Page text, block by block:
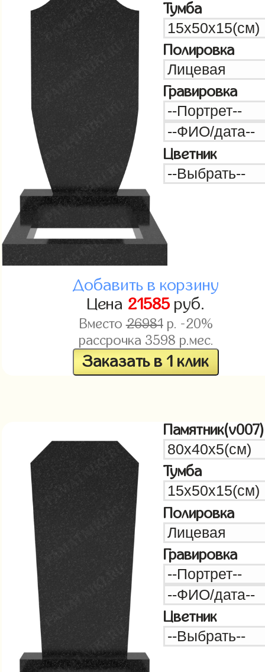
Тумба
Полировка
Гравировка
Цветник
Добавить в корзину
Цена 21585руб.
Вместо26981р. -20%
рассрочка 3598 р.мес.
Заказать в 1 клик
Памятник(v007)
Тумба
Полировка
Гравировка
Цветник